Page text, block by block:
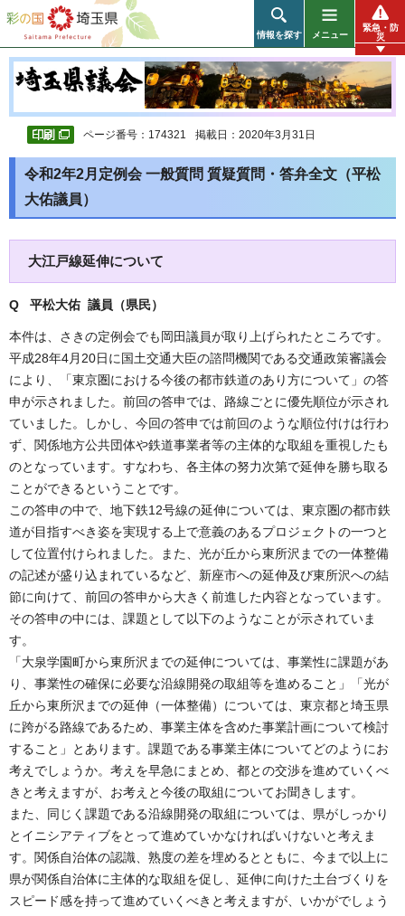
彩の国 埼玉県
情報を探す メニュー
緊急・防
災
ページ番号：174321 掲載日：2020年3月31日
令和2年2月定例会 一般質問 質疑質問・答弁全文（平松
大佑議員）
大江戸線延伸について
Q 平松大佑 議員（県民）
本件は、さきの定例会でも岡田議員が取り上げられたところです。
平成28年4月20日に国土交通大臣の諮問機関である交通政策審議会
により、「東京圏における今後の都市鉄道のあり方について」の答
申が示されました。前回の答申では、路線ごとに優先順位が示され
ていました。しかし、今回の答申では前回のような順位付けは行わ
ず、関係地方公共団体や鉄道事業者等の主体的な取組を重視したも
のとなっています。すなわち、各主体の努力次第で延伸を勝ち取る
ことができるということです。
この答申の中で、地下鉄12号線の延伸については、東京圏の都市鉄
道が目指すべき姿を実現する上で意義のあるプロジェクトの一つと
して位置付けられました。また、光が丘から東所沢までの一体整備
の記述が盛り込まれているなど、新座市への延伸及び東所沢への結
節に向けて、前回の答申から大きく前進した内容となっています。
その答申の中には、課題として以下のようなことが示されていま
す。
「大泉学園町から東所沢までの延伸については、事業性に課題があ
り、事業性の確保に必要な沿線開発の取組等を進めること」「光が
丘から東所沢までの延伸（一体整備）については、東京都と埼玉県
に跨がる路線であるため、事業主体を含めた事業計画について検討
すること」とあります。課題である事業主体についてどのようにお
考えでしょうか。考えを早急にまとめ、都との交渉を進めていくべ
きと考えますが、お考えと今後の取組についてお聞きします。
また、同じく課題である沿線開発の取組については、県がしっかり
とイニシアティブをとって進めていかなければいけないと考えま
す。関係自治体の認識、熟度の差を埋めるとともに、今まで以上に
県が関係自治体に主体的な取組を促し、延伸に向けた土台づくりを
スピード感を持って進めていくべきと考えますが、いかがでしょう